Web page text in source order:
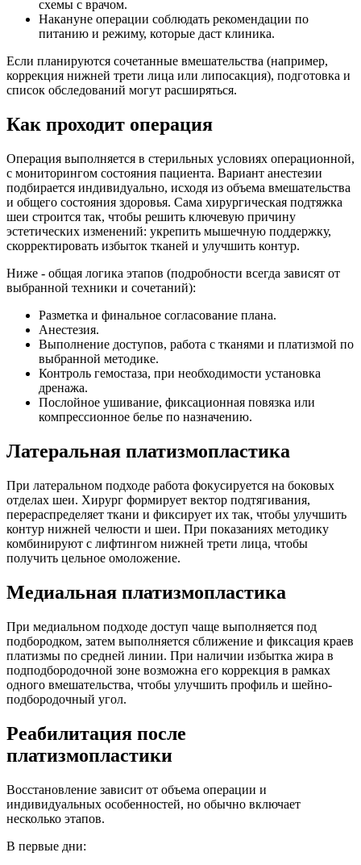
схемы с врачом.
Накануне операции соблюдать рекомендации по
питанию и режиму, которые даст клиника.
Если планируются сочетанные вмешательства (например,
коррекция нижней трети лица или липосакция), подготовка и
список обследований могут расширяться.
Как проходит операция
Операция выполняется в стерильных условиях операционной,
с мониторингом состояния пациента. Вариант анестезии
подбирается индивидуально, исходя из объема вмешательства
и общего состояния здоровья. Сама хирургическая подтяжка
шеи строится так, чтобы решить ключевую причину
эстетических изменений: укрепить мышечную поддержку,
скорректировать избыток тканей и улучшить контур.
Ниже - общая логика этапов (подробности всегда зависят от
выбранной техники и сочетаний):
Разметка и финальное согласование плана.
Анестезия.
Выполнение доступов, работа с тканями и платизмой по
выбранной методике.
Контроль гемостаза, при необходимости установка
дренажа.
Послойное ушивание, фиксационная повязка или
компрессионное белье по назначению.
Латеральная платизмопластика
При латеральном подходе работа фокусируется на боковых
отделах шеи. Хирург формирует вектор подтягивания,
перераспределяет ткани и фиксирует их так, чтобы улучшить
контур нижней челюсти и шеи. При показаниях методику
комбинируют с лифтингом нижней трети лица, чтобы
получить цельное омоложение.
Медиальная платизмопластика
При медиальном подходе доступ чаще выполняется под
подбородком, затем выполняется сближение и фиксация краев
платизмы по средней линии. При наличии избытка жира в
подподбородочной зоне возможна его коррекция в рамках
одного вмешательства, чтобы улучшить профиль и шейно-
подбородочный угол.
Реабилитация после
платизмопластики
Восстановление зависит от объема операции и
индивидуальных особенностей, но обычно включает
несколько этапов.
В первые дни: